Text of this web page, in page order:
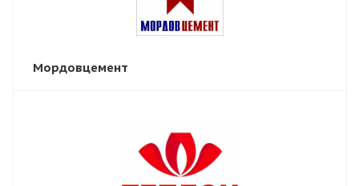
Мордовцемент